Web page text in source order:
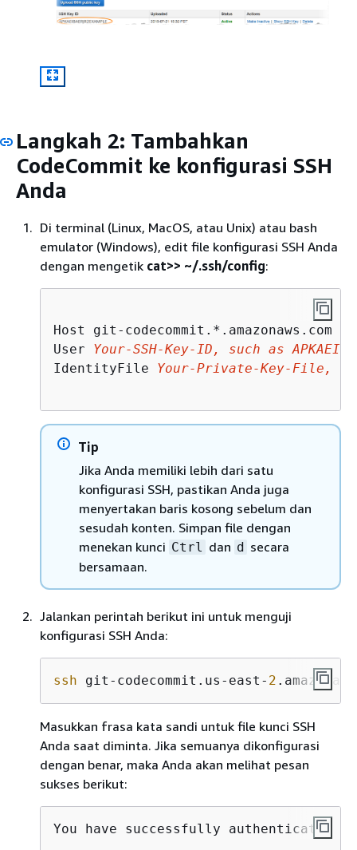
Langkah 2: Tambahkan
CodeCommit ke konfigurasi SSH
Anda
Di terminal (Linux, MacOS, atau Unix) atau bash
emulator (Windows), edit file konfigurasi SSH Anda
dengan mengetik cat>> ~/.ssh/config:
Host git-codecommit.*.amazonaws.com
User Your-SSH-Key-ID, such as
IdentityFile Your-Private-Key-File,
Tip
Jika Anda memiliki lebih dari satu
konfigurasi SSH, pastikan Anda juga
menyertakan baris kosong sebelum dan
sesudah konten. Simpan file dengan
menekan kunci Ctrl dan d secara
bersamaan.
Jalankan perintah berikut ini untuk menguji
konfigurasi SSH Anda:
ssh git-codecommit.us-east- 2
Masukkan frasa kata sandi untuk file kunci SSH
Anda saat diminta. Jika semuanya dikonfigurasi
dengan benar, maka Anda akan melihat pesan
sukses berikut:
You have successfully authenticated